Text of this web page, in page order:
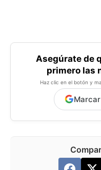
Asegúrate de
primero las
Haz clic en el botón y